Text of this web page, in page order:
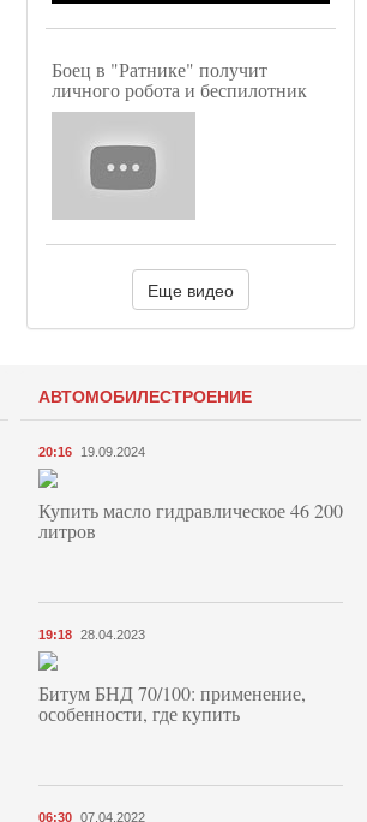
Боец в "Ратнике" получит
личного робота и беспилотник
Еще видео
АВТОМОБИЛЕСТРОЕНИЕ
20:16 19.09.2024
Купить масло гидравлическое 46 200
литров
19:18 28.04.2023
Битум БНД 70/100: применение,
особенности, где купить
06:30 07.04.2022